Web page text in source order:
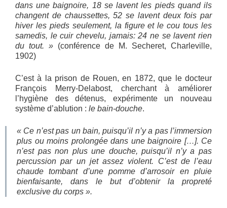
dans une baignoire, 18 se lavent les pieds quand ils
changent de chaussettes, 52 se lavent deux fois par
hiver les pieds seulement, la figure et le cou tous les
samedis, le cuir chevelu, jamais: 24 ne se lavent rien
du tout. » (conférence de M. Secheret, Charleville,
1902)
C’est à la prison de Rouen, en 1872, que le docteur
François Merry-Delabost, cherchant à améliorer
l’hygiène des détenus, expérimente un nouveau
système d’ablution : le bain-douche.
« Ce n’est pas un bain, puisqu’il n’y a pas l’immersion
plus ou moins prolongée dans une baignoire […]. Ce
n’est pas non plus une douche, puisqu’il n’y a pas
percussion par un jet assez violent. C’est de l’eau
chaude tombant d’une pomme d’arrosoir en pluie
bienfaisante, dans le but d’obtenir la propreté
exclusive du corps ».